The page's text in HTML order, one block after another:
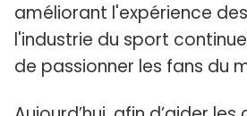
améliorant l'expérience
l'industrie du sport
de passionner les fans du